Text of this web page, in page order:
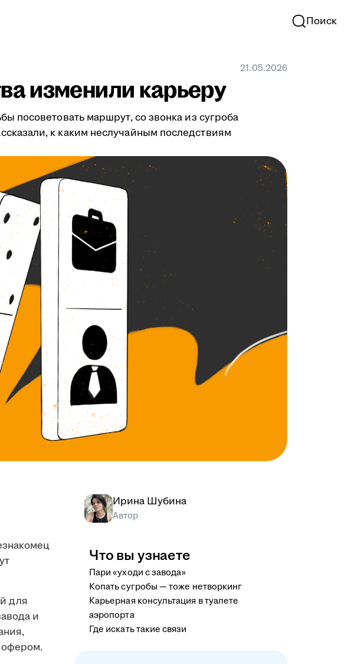
Поиск
21.05.2026
изменили карьеру
посоветовать маршрут, со звонка из сугроба
к каким неслучайным последствиям
для
и
офером.
Ирина Шубина
Автор
Что вы узнаете
Пари «уходи с завода»
Копать сугробы — тоже нетворкинг
Карьерная консультация в туалете
аэропорта
Где искать такие связи